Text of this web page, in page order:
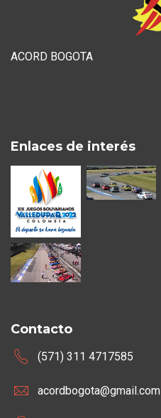
ACORD BOGOTA
Enlaces de interés
Contacto
(571) 311 4717585
acordbogota@gmail.com